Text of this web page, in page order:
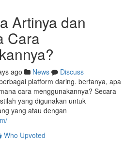
Artinya dan
Cara
ago News
Discuss
platform daring. bertanya, apa
cara menggunakannya? Secara
yang digunakan untuk
yang atau dengan
Who Upvoted